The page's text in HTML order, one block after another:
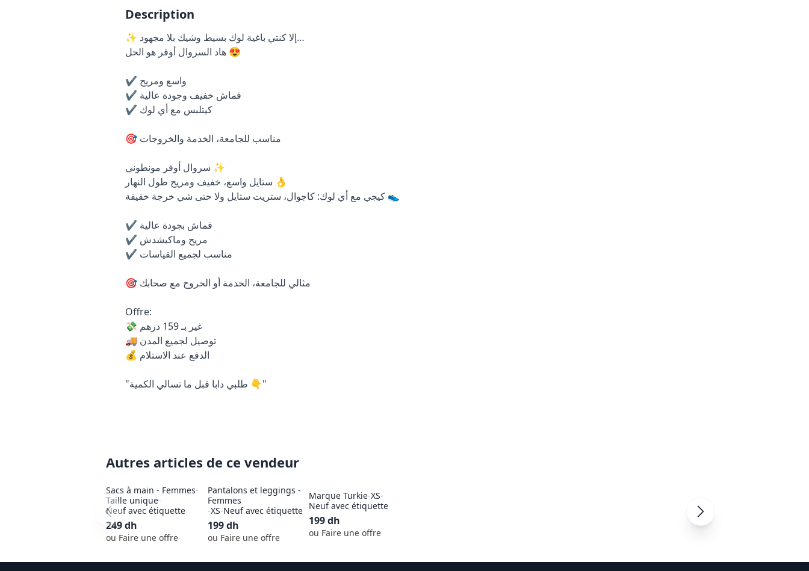
Description
✨ إلا كنتي باغية لوك بسيط وشيك بلا مجهود…
هاد السروال أوفر هو الحل 😍
✔️ واسع ومريح
✔️ قماش خفيف وجودة عالية
✔️ كيتلبس مع أي لوك
🎯 مناسب للجامعة، الخدمة والخروجات
سروال أوفر مونطوني ✨
ستايل واسع، خفيف ومريح طول النهار 👌
كيجي مع أي لوك: كاجوال، ستريت ستايل ولا حتى شي خرجة خفيفة 👟
✔️ قماش بجودة عالية
✔️ مريح وماكيشدش
✔️ مناسب لجميع القياسات
🎯 مثالي للجامعة، الخدمة أو الخروج مع صحابك
Offre:
💸 غير بـ 159 درهم
🚚 توصيل لجميع المدن
💰 الدفع عند الاستلام
"طلبي دابا قبل ما تسالي الكمية 👇"
Autres articles de ce vendeur
Sacs à main - Femmes-
Taille unique-
Neuf avec étiquette
249dh
ou Faire une offre
Pantalons et leggings -
Femmes
-XS-Neuf avec étiquette
199dh
ou Faire une offre
Marque Turkie-XS-
Neuf avec étiquette
199dh
ou Faire une offre